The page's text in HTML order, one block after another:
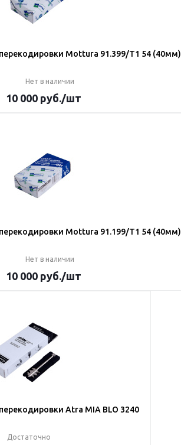
Mottura 91.399/T1 54 (40мм)
Нет в наличии
10 000 руб./шт
Mottura 91.199/T1 54 (40мм)
Нет в наличии
10 000 руб./шт
Atra MIA BLO 3240
Достаточно